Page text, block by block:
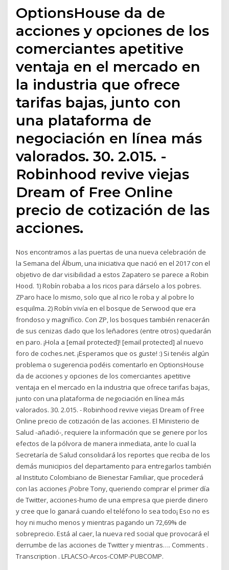
OptionsHouse da de
acciones y opciones de los
comerciantes apetitive
ventaja en el mercado en
la industria que ofrece
tarifas bajas, junto con
una plataforma de
negociación en línea más
valorados. 30. 2.015. -
Robinhood revive viejas
Dream of Free Online
precio de cotización de las
acciones.
Nos encontramos a las puertas de una nueva celebración de
la Semana del Álbum, una iniciativa que nació en el 2017 con el
objetivo de dar visibilidad a estos Zapatero se parece a Robin
Hood. 1) Robín robaba a los ricos para dárselo a los pobres.
ZParo hace lo mismo, solo que al rico le roba y al pobre lo
esquilma. 2) Robín vivía en el bosque de Serwood que era
frondoso y magnífico. Con ZP, los bosques también renacerán
de sus cenizas dado que los leñadores (entre otros) quedarán
en paro. ¡Hola a [email protected]! [email protected] al nuevo
foro de coches.net. ¡Esperamos que os guste! :) Si tenéis algún
problema o sugerencia podéis comentarlo en OptionsHouse
da de acciones y opciones de los comerciantes apetitive
ventaja en el mercado en la industria que ofrece tarifas bajas,
junto con una plataforma de negociación en línea más
valorados. 30. 2.015. - Robinhood revive viejas Dream of Free
Online precio de cotización de las acciones. El Ministerio de
Salud -añadió-, requiere la información que se genere por los
efectos de la pólvora de manera inmediata, ante lo cual la
Secretaría de Salud consolidará los reportes que reciba de los
demás municipios del departamento para entregarlos también
al Instituto Colombiano de Bienestar Familiar, que procederá
con las acciones ¡Pobre Tony, queriendo comprar el primer día
de Twitter, acciones-humo de una empresa que pierde dinero
y cree que lo ganará cuando el teléfono lo sea todo¡ Eso no es
hoy ni mucho menos y mientras pagando un 72,69% de
sobreprecio. Está al caer, la nueva red social que provocará el
derrumbe de las acciones de Twitter y mientras…. Comments .
Transcription . LFLACSO-Arcos-COMP-PUBCOMP.